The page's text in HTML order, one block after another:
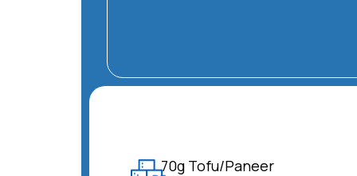
70g Tofu/Paneer